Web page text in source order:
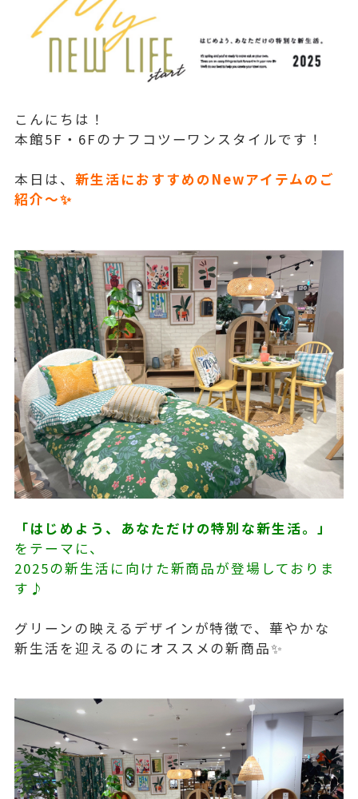
こんにちは！
本館5F・6Fのナフコツーワンスタイルです！
本日は、 新生活におすすめのNewアイテムのご
紹介〜✨
「はじめよう、あなただけの特別な新生活。」
をテーマに、
2025の新生活に向けた新商品が登場しておりま
す♪
グリーンの映えるデザインが特徴で、華やかな
新生活を迎えるのにオススメの新商品✨